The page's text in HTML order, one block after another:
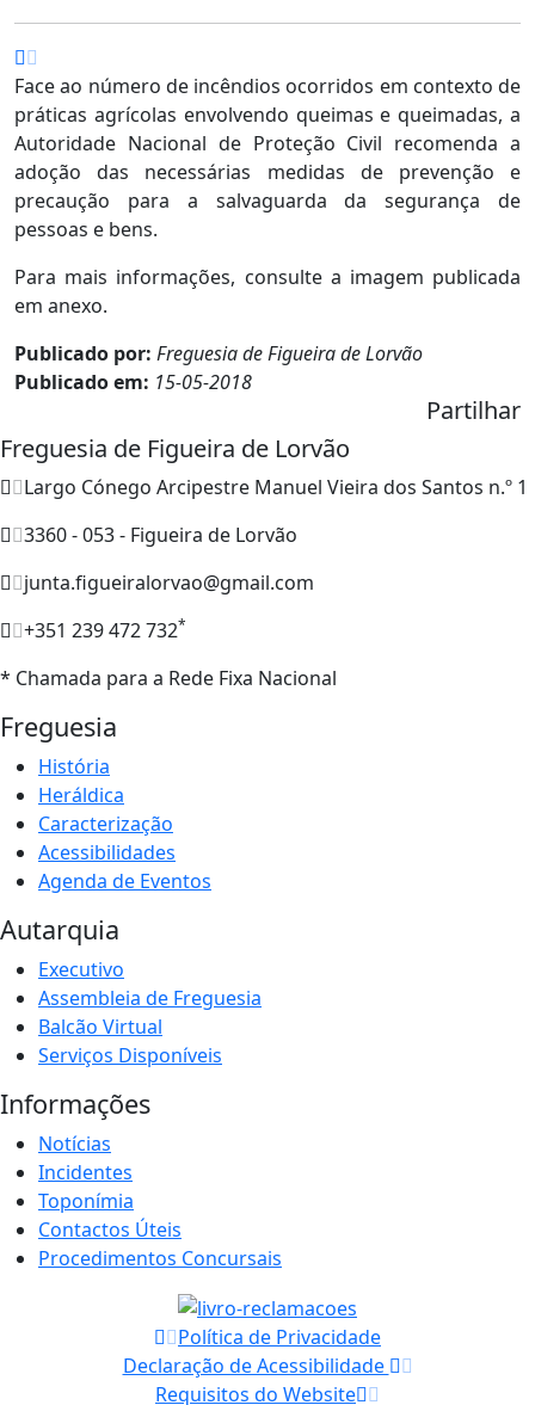
Face ao número de incêndios ocorridos em contexto de
práticas agrícolas envolvendo queimas e queimadas, a
Autoridade Nacional de Proteção Civil recomenda a
adoção das necessárias medidas de prevenção e
precaução para a salvaguarda da segurança de
pessoas e bens.
Para mais informações, consulte a imagem publicada
em anexo.
Publicado por: Freguesia de Figueira de Lorvão
Publicado em: 15-05-2018
Partilhar
Freguesia de Figueira de Lorvão
Largo Cónego Arcipestre Manuel Vieira dos Santos n.º 1
3360 - 053 - Figueira de Lorvão
junta.figueiralorvao@gmail.com
+351 239 472 732*
* Chamada para a Rede Fixa Nacional
Freguesia
História
Heráldica
Caracterização
Acessibilidades
Agenda de Eventos
Autarquia
Executivo
Assembleia de Freguesia
Balcão Virtual
Serviços Disponíveis
Informações
Notícias
Incidentes
Toponímia
Contactos Úteis
Procedimentos Concursais
Política de Privacidade
Declaração de Acessibilidade
Requisitos do Website